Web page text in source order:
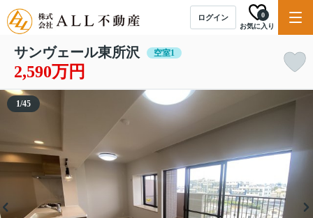
ログイン
お気に入り
0
サンヴェール東所沢 空室1
2,590万円
1/45